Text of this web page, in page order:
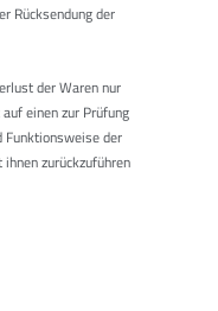
Rücksendung der
der Waren nur
einen zur Prüfung
Funktionsweise der
zurückzuführen